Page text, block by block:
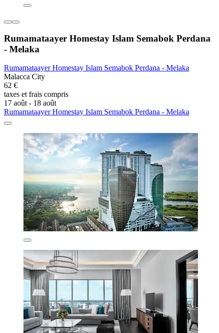
Rumamataayer Homestay Islam Semabok Perdana
- Melaka
Rumamataayer Homestay Islam Semabok Perdana - Melaka
Malacca City
62 €
taxes et frais compris
17 août - 18 août
Rumamataayer Homestay Islam Semabok Perdana - Melaka